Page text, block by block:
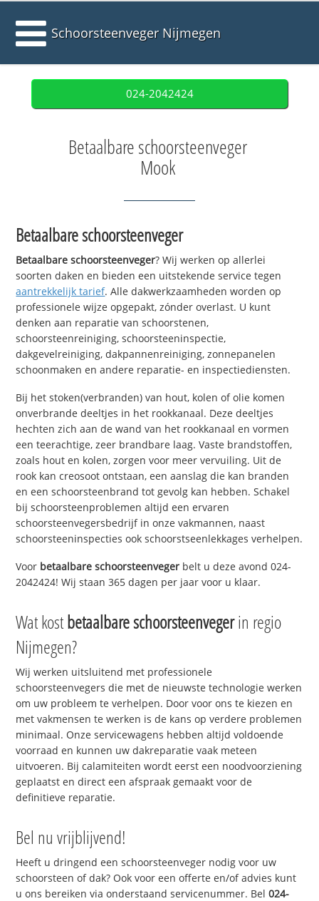
Schoorsteenveger Nijmegen
024-2042424
Betaalbare schoorsteenveger
Mook
Betaalbare schoorsteenveger
Betaalbare schoorsteenveger? Wij werken op allerlei
soorten daken en bieden een uitstekende service tegen
aantrekkelijk tarief. Alle dakwerkzaamheden worden op
professionele wijze opgepakt, zónder overlast. U kunt
denken aan reparatie van schoorstenen,
schoorsteenreiniging, schoorsteeninspectie,
dakgevelreiniging, dakpannenreiniging, zonnepanelen
schoonmaken en andere reparatie- en inspectiediensten.
Bij het stoken(verbranden) van hout, kolen of olie komen
onverbrande deeltjes in het rookkanaal. Deze deeltjes
hechten zich aan de wand van het rookkanaal en vormen
een teerachtige, zeer brandbare laag. Vaste brandstoffen,
zoals hout en kolen, zorgen voor meer vervuiling. Uit de
rook kan creosoot ontstaan, een aanslag die kan branden
en een schoorsteenbrand tot gevolg kan hebben. Schakel
bij schoorsteenproblemen altijd een ervaren
schoorsteenvegersbedrijf in onze vakmannen, naast
schoorsteeninspecties ook schoorstseenlekkages verhelpen.
Voor betaalbare schoorsteenveger belt u deze avond 024-
2042424! Wij staan 365 dagen per jaar voor u klaar.
Wat kostbetaalbare schoorsteenvegerin regio
Nijmegen?
Wij werken uitsluitend met professionele
schoorsteenvegers die met de nieuwste technologie werken
om uw probleem te verhelpen. Door voor ons te kiezen en
met vakmensen te werken is de kans op verdere problemen
minimaal. Onze servicewagens hebben altijd voldoende
voorraad en kunnen uw dakreparatie vaak meteen
uitvoeren. Bij calamiteiten wordt eerst een noodvoorziening
geplaatst en direct een afspraak gemaakt voor de
definitieve reparatie.
Bel nu vrijblijvend!
Heeft u dringend een schoorsteenveger nodig voor uw
schoorsteen of dak? Ook voor een offerte en/of advies kunt
u ons bereiken via onderstaand servicenummer. Bel024-